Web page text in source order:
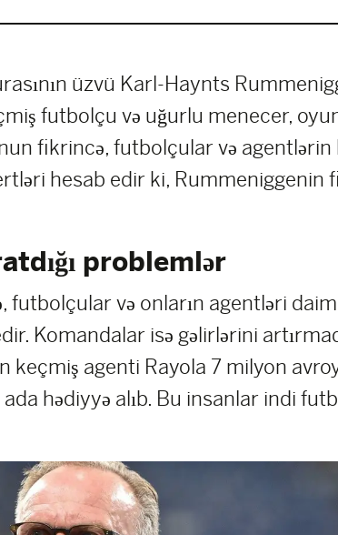
üzvü Karl-Haynts
futbolçu və uğurlu menecer,
fikrincə, futbolçular və
hesab edir ki, Rummeniggenin
problemlər
futbolçular və onların agentləri
Komandalar isə gəlirlərini
agenti Rayola 7 milyon
hədiyyə alıb. Bu insanlar indi